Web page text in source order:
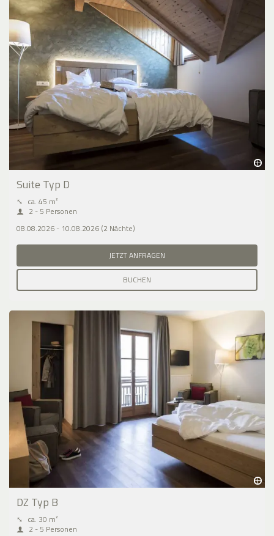
Suite Typ D
⤡ ca. 45 m²
2 - 5 Personen
08.08.2026 - 10.08.2026 (2 Nächte)
JETZT ANFRAGEN
BUCHEN
DZ Typ B
⤡ ca. 30 m²
2 - 5 Personen